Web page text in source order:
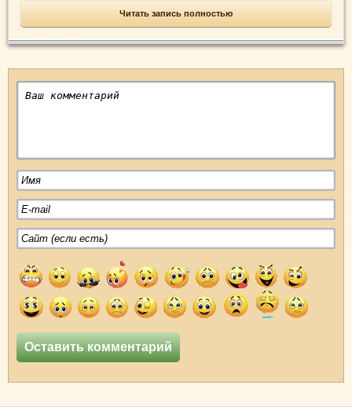
Читать запись полностью